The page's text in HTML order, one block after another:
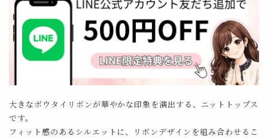
大きなボウタイリボンが華やかな印象を演出する、ニットトップス
です。
フィット感のあるシルエットに、リボンデザインを組み合わせるこ